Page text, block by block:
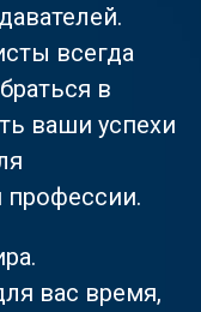
всегда
в
ваши успехи
профессии.
вас время,